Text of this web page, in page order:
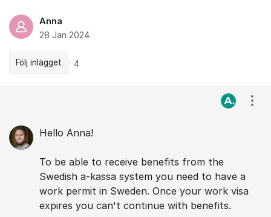
Anna
28 Jan 2024
Följ inlägget 4
Hello Anna!
To be able to receive benefits from the
Swedish a-kassa system you need to have a
work permit in Sweden. Once your work visa
expires you can't continue with benefits.